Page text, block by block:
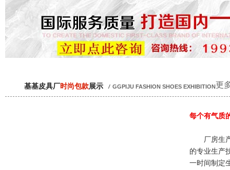
更
基基皮具厂时尚包款展示 / GGPIJU FASHION SHOES EXHIBITION
每个有气质
厂房生
的专业生产
一时间制定